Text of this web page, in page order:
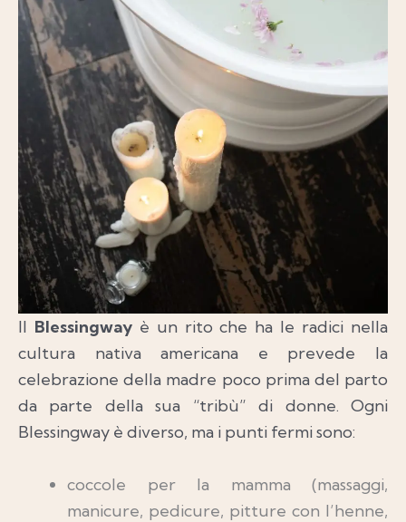
Il Blessingwayè un rito che ha le radici nella
cultura nativa americana e prevede la
celebrazione della madre poco prima del parto
da parte della sua “tribù” di donne. Ogni
Blessingway è diverso, ma i punti fermi sono:
coccole per la mamma (massaggi,
manicure, pedicure, pitture con l’henne,